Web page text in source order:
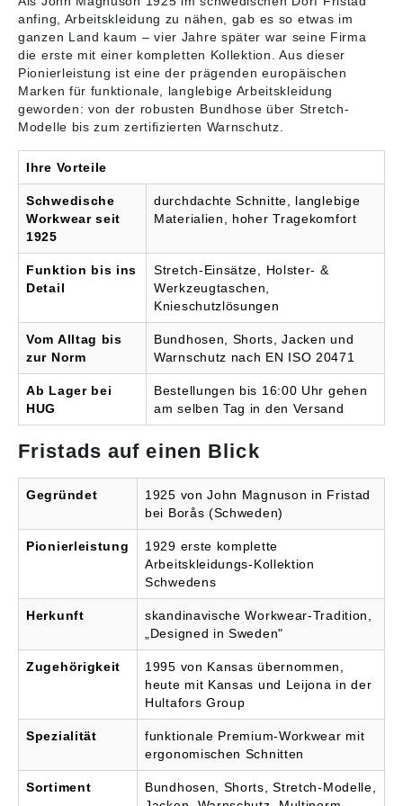
Front-Knopf • 2
Vordertaschen • 2
Gesäßtaschen mit
Reißverschluss •
Doppelt verstärkte
Schrittnaht • Beintasche
mit
Druckknopfverschluss
und Innenschlaufe für
Zollstock,
Stifttasche und 2
Werkzeugtaschen •
Druckknopfverschluss,
Reißverschluss,
Handytasche und
Patte, D-Ring unter der
Patte • Ripstop-Stretch-
Knietaschen mit
Außenöffnung von oben
mit Klettverschluss •
Höhenverstellung der
Kniepolster in den
Reflektierende Details
Beinabschlüssen •
Ripstop-verstärkte
gemäß EN 14404
Kniepolstern 124292 •
OEKO-TEX® zertifiziert.
Waschanleitung:
Normalwaschgang bei
60°C Nicht bleichen
Trocknen im
Höchsttemperatur von
110°C Nicht
Trockenreinigung,
normaler Prozess
anfing, Arbeitskleidung zu nähen, gab es so etwas im
ganzen Land kaum – vier Jahre später war seine Firma
die erste mit einer kompletten Kollektion. Aus dieser
Pionierleistung ist eine der prägenden europäischen
Marken für funktionale, langlebige Arbeitskleidung
geworden: von der robusten Bundhose über Stretch-
Modelle bis zum zertifizierten Warnschutz.
Ihre Vorteile
Schwedische
Workwear seit
1925
durchdachte Schnitte, langlebige
Materialien, hoher Tragekomfort
Funktion bis ins
Detail
Stretch-Einsätze, Holster- &
Werkzeugtaschen,
Knieschutzlösungen
Vom Alltag bis
zur Norm
Bundhosen, Shorts, Jacken und
Warnschutz nach EN ISO 20471
Ab Lager bei
HUG
Bestellungen bis 16:00 Uhr gehen
am selben Tag in den Versand
Fristads auf einen Blick
Gegründet
1925 von John Magnuson in Fristad
bei Borås (Schweden)
Pionierleistung
1929 erste komplette
Arbeitskleidungs-Kollektion
Schwedens
Herkunft
skandinavische Workwear-Tradition,
„Designed in Sweden"
Zugehörigkeit
1995 von Kansas übernommen,
heute mit Kansas und Leijona in der
Hultafors Group
Spezialität
funktionale Premium-Workwear mit
ergonomischen Schnitten
Sortiment
Bundhosen, Shorts, Stretch-Modelle,